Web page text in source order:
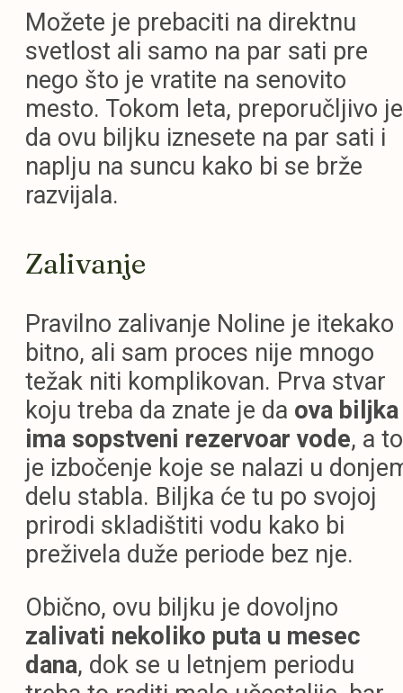
Možete je prebaciti na direktnu
svetlost ali samo na par sati pre
nego što je vratite na senovito
mesto. Tokom leta, preporučljivo je
da ovu biljku iznesete na par sati i
naplju na suncu kako bi se brže
razvijala.
Zalivanje
Pravilno zalivanje Noline je itekako
bitno, ali sam proces nije mnogo
težak niti komplikovan. Prva stvar
koju treba da znate je da ova biljka
ima sopstveni rezervoar vode, a to
je izbočenje koje se nalazi u
delu stabla. Biljka će tu po svojoj
prirodi skladištiti vodu kako bi
preživela duže periode bez nje.
Obično, ovu biljku je dovoljno
zalivati nekoliko puta u mesec
dana, dok se u letnjem periodu